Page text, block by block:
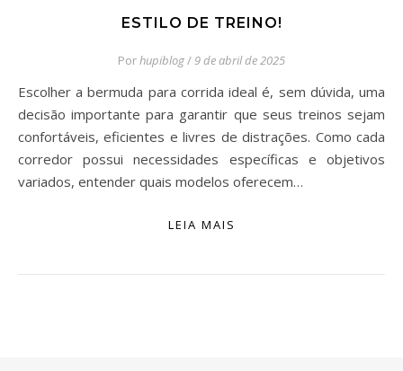
ESTILO DE TREINO!
Porhupiblog/9 de abril de 2025
Escolher a bermuda para corrida ideal é, sem dúvida, uma
decisão importante para garantir que seus treinos sejam
confortáveis, eficientes e livres de distrações. Como cada
corredor possui necessidades específicas e objetivos
variados, entender quais modelos oferecem…
LEIA MAIS